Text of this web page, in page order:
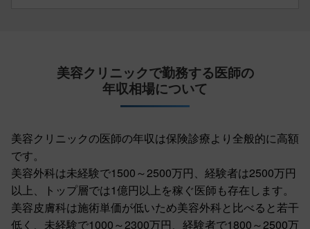
美容クリニックで勤務する医師の
年収相場について
美容クリニックの医師の年収は保険診療より全般的に高額
です。
美容外科は未経験で1500～2500万円、経験者は2500万円
以上、トップ層では1億円以上を稼ぐ医師も存在します。
美容皮膚科は施術単価が低いため美容外科と比べると若干
低く、未経験で1000～2300万円、経験者で1800～2500万